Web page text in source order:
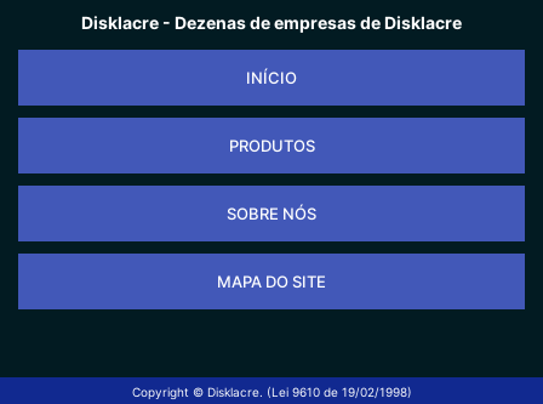
Disklacre - Dezenas de empresas de Disklacre
INÍCIO
PRODUTOS
SOBRE NÓS
MAPA DO SITE
Copyright © Disklacre. (Lei 9610 de 19/02/1998)